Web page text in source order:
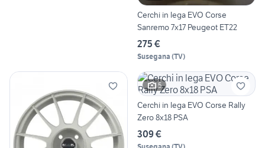
Cerchi in lega EVO Corse
Sanremo 7x17 Peugeot ET22
275 €
Susegana (TV)
5
Cerchi in lega EVO Corse Rally
Zero 8x18 PSA
309 €